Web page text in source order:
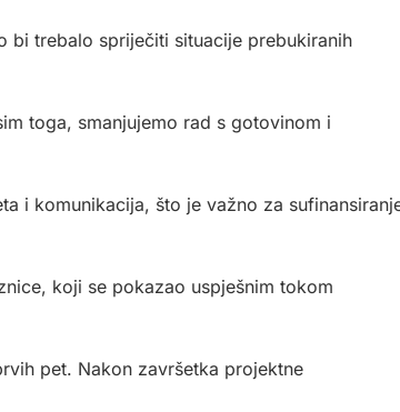
bi trebalo spriječiti situacije prebukiranih
toga, smanjujemo rad s gotovinom i
i komunikacija, što je važno za
koji se pokazao uspješnim tokom
pet. Nakon završetka projektne